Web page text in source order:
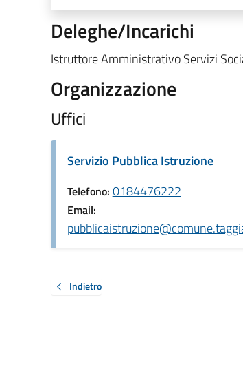
Deleghe/Incarichi
Istruttore Amministrativo Servizi
Organizzazione
Uffici
Servizio Pubblica Istruzione
Telefono: 0184476222
Email:
Indietro